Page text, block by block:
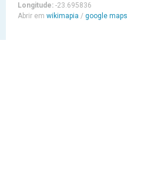
Longitude: -23.695836
Abrir em wikimapia / google maps